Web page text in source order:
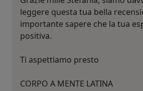
leggere questa tua bella
importante sapere che la tua
positiva.
Ti aspettiamo presto
CORPO A MENTE LATINA